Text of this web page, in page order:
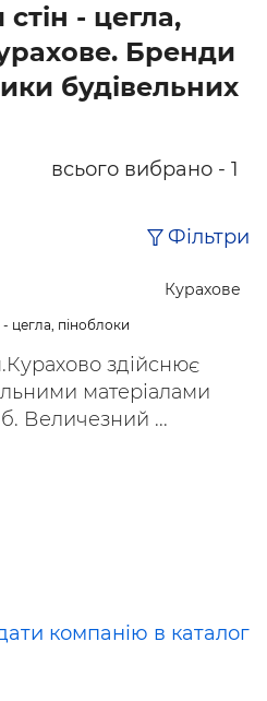
- цегла,
Бренди
будівельних
всього вибрано - 1
Фільтри
Курахове
- цегла, піноблоки
здійснює
матеріалами
Величезний ...
компанію в каталог